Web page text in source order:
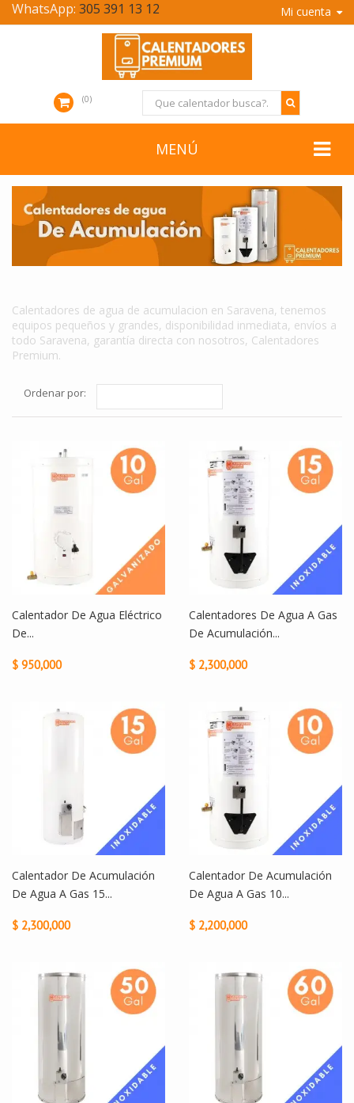
Mi cuenta
WhatsApp: 305 391 13 12
0
MENÚ
Calentadores de agua de acumulacion en Saravena, tenemos
equipos pequeños y grandes, disponibilidad inmediata, envíos a
todo Saravena, garantía directa con nosotros, Calentadores
Premium.
Ordenar por:
Calentador De Agua Eléctrico
De...
$ 950,000
Calentadores De Agua A Gas
De Acumulación...
$ 2,300,000
Calentador De Acumulación
De Agua A Gas 15...
$ 2,300,000
Calentador De Acumulación
De Agua A Gas 10...
$ 2,200,000